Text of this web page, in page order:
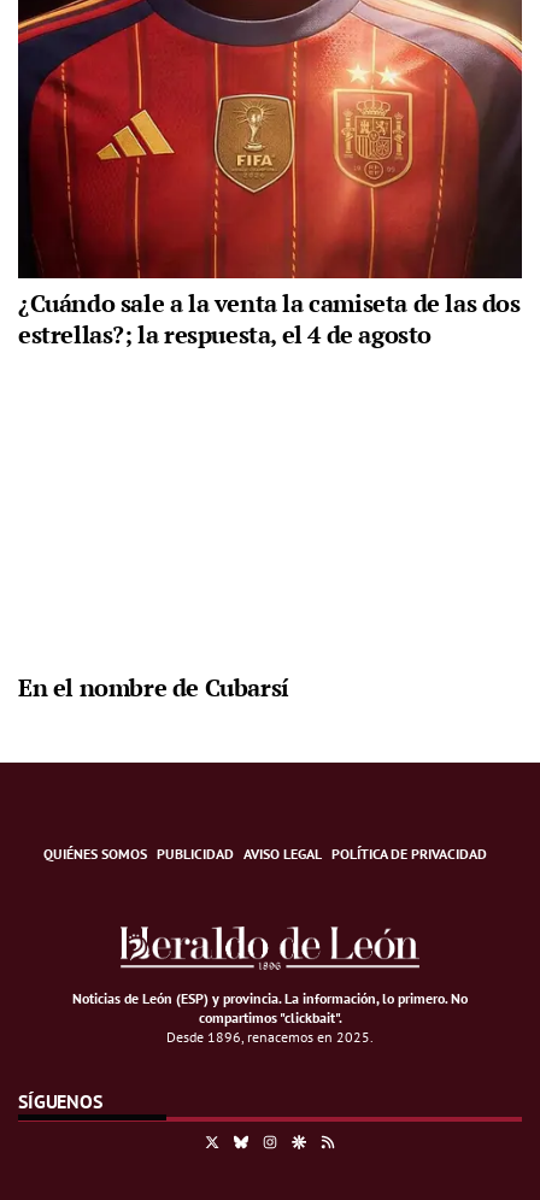
¿Cuándo sale a la venta la camiseta de las dos
estrellas?; la respuesta, el 4 de agosto
En el nombre de Cubarsí
QUIÉNES SOMOS PUBLICIDAD AVISO LEGAL POLÍTICA DE PRIVACIDAD
Noticias de León (ESP) y provincia. La información, lo primero.No
compartimos "clickbait".
Desde 1896, renacemos en 2025.
SÍGUENOS
BlueskyInstagramGoogle Discover